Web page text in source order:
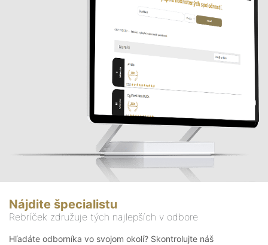
Nájdite špecialistu
Rebríček združuje tých najlepších v odbore
Hľadáte odborníka vo svojom okolí? Skontrolujte náš